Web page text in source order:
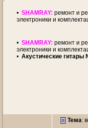
• SHAMRAY: ремонт и
электроники и
• SHAMRAY: ремонт и
электроники и
• Акустические гитары
Тема: